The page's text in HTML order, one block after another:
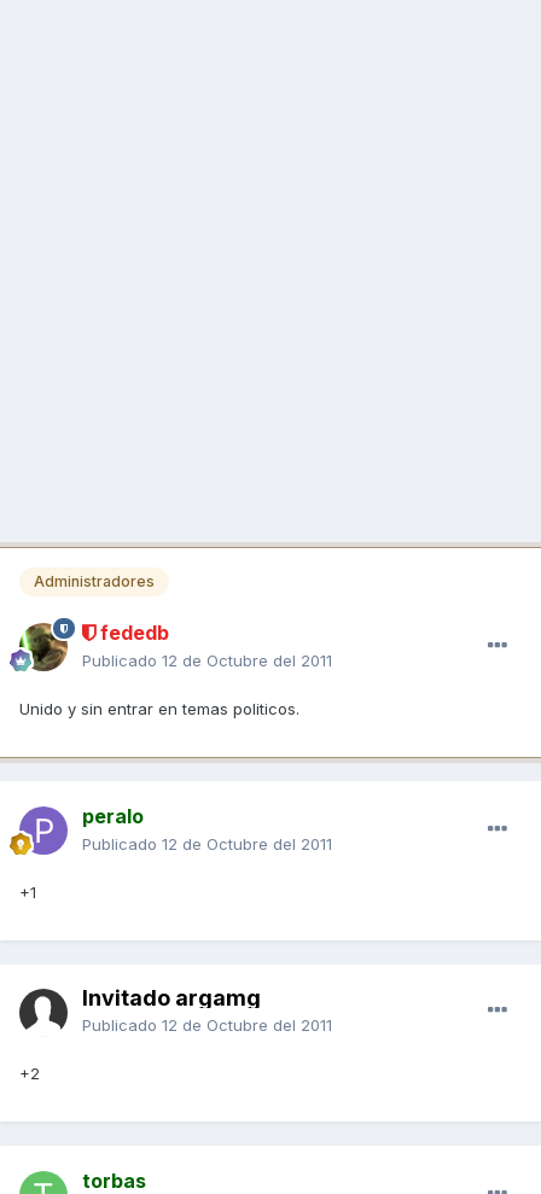
Administradores
fededb
Publicado 12 de Octubre del 2011
Unido y sin entrar en temas politicos.
peralo
Publicado 12 de Octubre del 2011
+1
Invitado argamg
Publicado 12 de Octubre del 2011
+2
torbas